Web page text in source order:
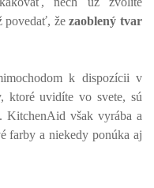
povedať, že zaoblený tvar
k dispozícii v
ktoré uvidíte vo svete, sú
KitchenAid však vyrába a
farby a niekedy ponúka aj